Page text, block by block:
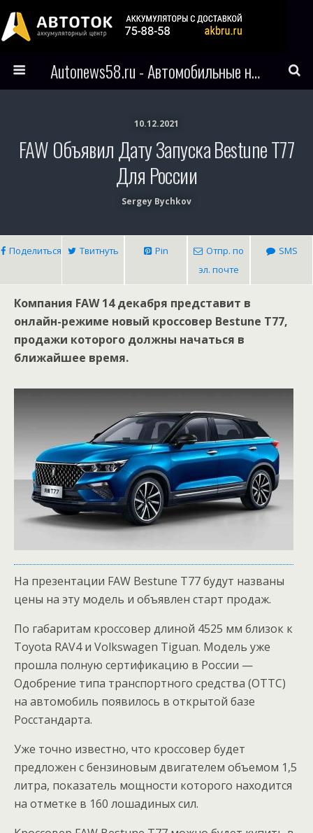
Autonews58.ru - Автомобильные новости Пензы и всего мира
10.12.2021
FAW Объявил Дату Запуска Bestune T77
Для России
Sergey Bychkov
Поделиться Твитнуть Pin
Отпр. по
эл. почте
SMS
Компания FAW 14 декабря представит в
онлайн-режиме новый кроссовер Bestune T77,
продажи которого должны начаться в
ближайшее время.
На презентации FAW Bestune T77 будут названы
цены на эту модель и объявлен старт продаж.
По габаритам кроссовер длиной 4525 мм близок к
Toyota RAV4 и Volkswagen Tiguan. Модель уже
прошла полную сертификацию в России —
Одобрение типа транспортного средства (ОТТС)
на автомобиль появилось в открытой базе
Росстандарта.
Уже точно известно, что кроссовер будет
предложен с бензиновым двигателем объемом 1,5
литра, показатель мощности которого находится
на отметке в 160 лошадиных сил.